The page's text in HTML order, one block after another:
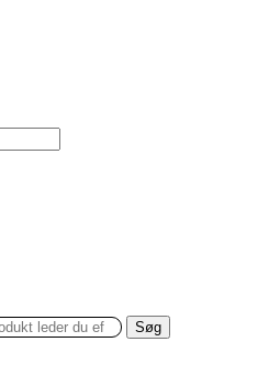
Søg